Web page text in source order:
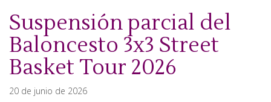
Suspensión parcial del
Baloncesto 3x3 Street
Basket Tour 2026
20 de junio de 2026